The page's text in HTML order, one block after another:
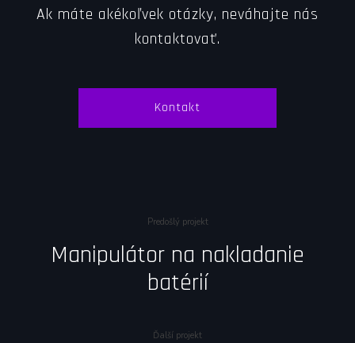
Ak máte akékoľvek otázky, neváhajte nás
kontaktovať.
Kontakt
Predošlý projekt
Manipulátor na nakladanie
batérií
Ďalší projekt